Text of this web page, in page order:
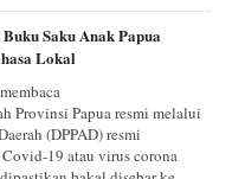
Saku Anak Papua
Lokal
Provinsi Papua resmi melalui
(DPPAD) resmi
19 atau virus corona